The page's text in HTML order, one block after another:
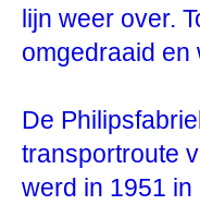
lijn weer over.
omgedraaid en
De
transportroute
werd in 1951